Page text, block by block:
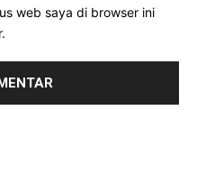
web saya di browser ini